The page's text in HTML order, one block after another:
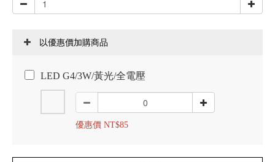
以優惠價加購商品
LED G4/3W/黃光/全電壓
優惠價 NT$85